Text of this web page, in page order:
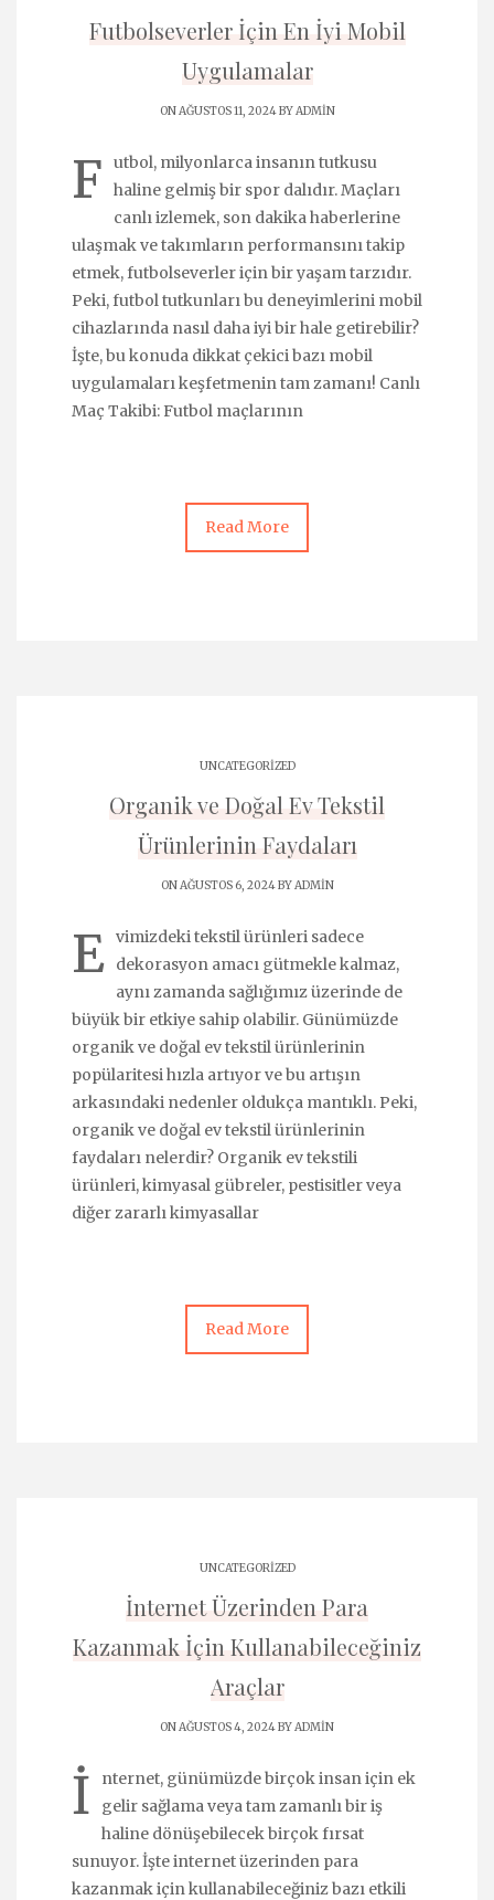
Futbolseverler İçin En İyi Mobil
Uygulamalar
ON AĞUSTOS 11, 2024 BYADMIN
F
utbol, milyonlarca insanın tutkusu
haline gelmiş bir spor dalıdır. Maçları
canlı izlemek, son dakika haberlerine
ulaşmak ve takımların performansını takip
etmek, futbolseverler için bir yaşam tarzıdır.
Peki, futbol tutkunları bu deneyimlerini mobil
cihazlarında nasıl daha iyi bir hale getirebilir?
İşte, bu konuda dikkat çekici bazı mobil
uygulamaları keşfetmenin tam zamanı! Canlı
Maç Takibi: Futbol maçlarının
Read More
UNCATEGORIZED
Organik ve Doğal Ev Tekstil
Ürünlerinin Faydaları
ON AĞUSTOS 6, 2024 BYADMIN
E vimizdeki tekstil ürünleri sadece
dekorasyon amacı gütmekle kalmaz,
aynı zamanda sağlığımız üzerinde de
büyük bir etkiye sahip olabilir. Günümüzde
organik ve doğal ev tekstil ürünlerinin
popülaritesi hızla artıyor ve bu artışın
arkasındaki nedenler oldukça mantıklı. Peki,
organik ve doğal ev tekstil ürünlerinin
faydaları nelerdir? Organik ev tekstili
ürünleri, kimyasal gübreler, pestisitler veya
diğer zararlı kimyasallar
Read More
UNCATEGORIZED
İnternet Üzerinden Para
Kazanmak İçin Kullanabileceğiniz
Araçlar
ON AĞUSTOS 4, 2024 BYADMIN
İ
nternet, günümüzde birçok insan için ek
gelir sağlama veya tam zamanlı bir iş
haline dönüşebilecek birçok fırsat
sunuyor. İşte internet üzerinden para
kazanmak için kullanabileceğiniz bazı etkili